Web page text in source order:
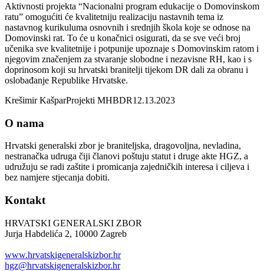
Aktivnosti projekta “Nacionalni program edukacije o Domovinskom
ratu” omogućiti će kvalitetniju realizaciju nastavnih tema iz
nastavnog kurikuluma osnovnih i srednjih škola koje se odnose na
Domovinski rat. To će u konačnici osigurati, da se sve veći broj
učenika sve kvalitetnije i potpunije upoznaje s Domovinskim ratom i
njegovim značenjem za stvaranje slobodne i nezavisne RH, kao i s
doprinosom koji su hrvatski branitelji tijekom DR dali za obranu i
oslobađanje Republike Hrvatske.
Krešimir KašparProjekti MHBDR12.13.2023
O nama
Hrvatski generalski zbor je braniteljska, dragovoljna, nevladina,
nestranačka udruga čiji članovi poštuju statut i druge akte HGZ, a
udružuju se radi zaštite i promicanja zajedničkih interesa i ciljeva i
bez namjere stjecanja dobiti.
Kontakt
HRVATSKI GENERALSKI ZBOR
Jurja Habdelića 2, 10000 Zagreb
www.hrvatskigeneralskizbor.hr
hgz@hrvatskigeneralskizbor.hr